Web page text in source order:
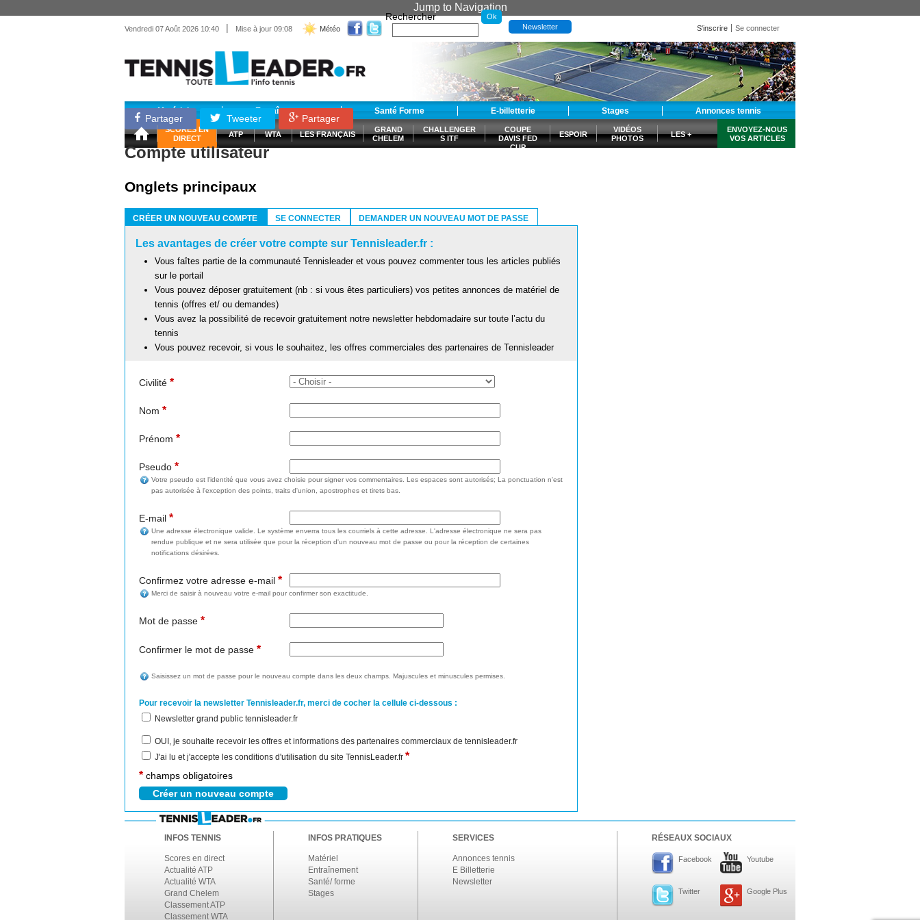
Jump to Navigation
Vendredi 07 Août 2026 10:40 | Mise à jour 09:08 Météo
Rechercher
Newsletter S'inscrire Se connecter
Matériel Entraînement Santé Forme E-billetterie Stages Annonces tennis
SCORES EN
DIRECT
ATP WTA LES FRANÇAIS
GRAND
CHELEM
CHALLENGER
S ITF
COUPE
DAVIS FED
CUP
ESPOIR
VIDÉOS
PHOTOS
LES +
ENVOYEZ-NOUS
VOS ARTICLES
Partager Tweeter Partager
Compte utilisateur
Onglets principaux
CRÉER UN NOUVEAU COMPTE
SE CONNECTER DEMANDER UN NOUVEAU MOT DE PASSE
Les avantages de créer votre compte sur Tennisleader.fr :
Vous faîtes partie de la communauté Tennisleader et vous pouvez commenter tous les articles publiés
sur le portail
Vous pouvez déposer gratuitement (nb : si vous êtes particuliers) vos petites annonces de matériel de
tennis (offres et/ ou demandes)
Vous avez la possibilité de recevoir gratuitement notre newsletter hebdomadaire sur toute l’actu du
tennis
Vous pouvez recevoir, si vous le souhaitez, les offres commerciales des partenaires de Tennisleader
Civilité *
Nom *
Prénom *
Pseudo *
Votre pseudo est l'identité que vous avez choisie pour signer vos commentaires. Les espaces sont autorisés; La ponctuation n'est
pas autorisée à l'exception des points, traits d'union, apostrophes et tirets bas.
E-mail *
Une adresse électronique valide. Le système enverra tous les courriels à cette adresse. L'adresse électronique ne sera pas
rendue publique et ne sera utilisée que pour la réception d'un nouveau mot de passe ou pour la réception de certaines
notifications désirées.
Confirmez votre adresse e-mail *
Merci de saisir à nouveau votre e-mail pour confirmer son exactitude.
Mot de passe *
Confirmer le mot de passe *
Saisissez un mot de passe pour le nouveau compte dans les deux champs. Majuscules et minuscules permises.
Pour recevoir la newsletter Tennisleader.fr, merci de cocher la cellule ci-dessous :
Newsletter grand public tennisleader.fr
OUI, je souhaite recevoir les offres et informations des partenaires commerciaux de tennisleader.fr
J'ai lu et j'accepte les conditions d'utilisation du site TennisLeader.fr *
* champs obligatoires
INFOS TENNIS
Scores en direct
Actualité ATP
Actualité WTA
Grand Chelem
Classement ATP
Classement WTA
INFOS PRATIQUES
Matériel
Entraînement
Santé/ forme
Stages
SERVICES
Annonces tennis
E Billetterie
Newsletter
RÉSEAUX SOCIAUX
Facebook Youtube
Twitter Google Plus